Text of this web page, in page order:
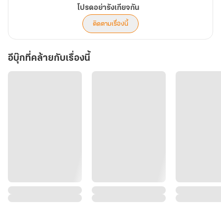
โปรดอย่ารังเกียจกัน
ติดตามเรื่องนี้
อีบุ๊กที่คล้ายกับเรื่องนี้